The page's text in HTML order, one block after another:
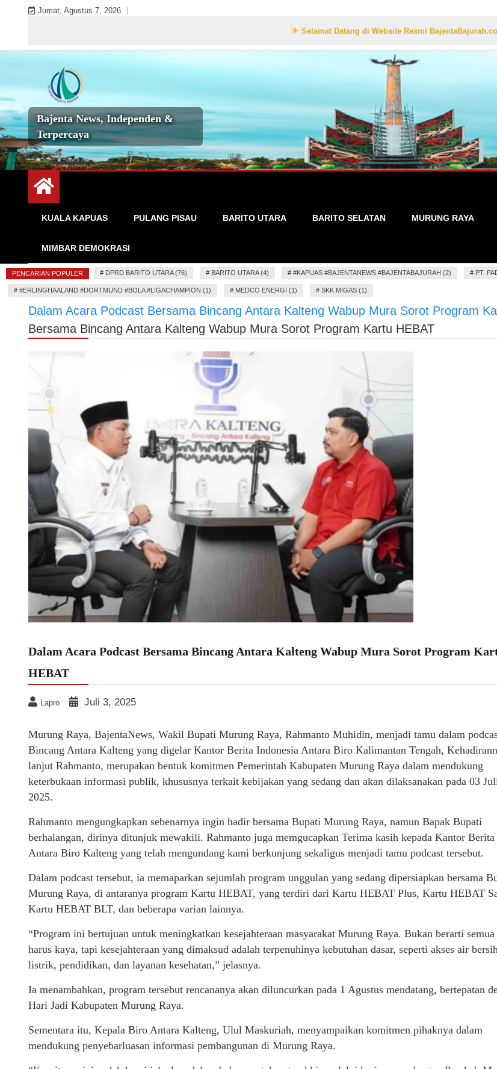
Jumat, Agustus 7, 2026
Selamat Datang di Website Resmi BajentaBajurah.com –
Bajenta News, Independen &
Terpercaya
KUALA KAPUAS PULANG PISAU BARITO UTARA BARITO SELATAN MURUNG RAYA
MIMBAR DEMOKRASI
PENCARIAN POPULER # DPRD BARITO UTARA (76) # BARITO UTARA (4) # #KAPUAS #BAJENTANEWS #BAJENTABAJURAH (2) # PT.
# #ERLINGHAALAND #DORTMUND #BOLA #LIGACHAMPION (1) # MEDCO ENERGI (1) # SKK MIGAS (1)
Dalam Acara Podcast Bersama Bincang Antara Kalteng Wabup Mura Sorot Program
Bersama Bincang Antara Kalteng Wabup Mura Sorot Program Kartu HEBAT
Dalam Acara Podcast Bersama Bincang Antara Kalteng Wabup Mura Sorot Program
HEBAT
Lapro Juli 3, 2025
Murung Raya, BajentaNews, Wakil Bupati Murung Raya, Rahmanto Muhidin, menjadi tamu dalam
Bincang Antara Kalteng yang digelar Kantor Berita Indonesia Antara Biro Kalimantan Tengah,
lanjut Rahmanto, merupakan bentuk komitmen Pemerintah Kabupaten Murung Raya dalam mendukung
keterbukaan informasi publik, khususnya terkait kebijakan yang sedang dan akan dilaksanakan pada 03
2025.
Rahmanto mengungkapkan sebenarnya ingin hadir bersama Bupati Murung Raya, namun Bapak Bupati
berhalangan, dirinya ditunjuk mewakili. Rahmanto juga memgucapkan Terima kasih kepada Kantor Berita
Antara Biro Kalteng yang telah mengundang kami berkunjung sekaligus menjadi tamu podcast tersebut.
Dalam podcast tersebut, ia memaparkan sejumlah program unggulan yang sedang dipersiapkan bersama
Murung Raya, di antaranya program Kartu HEBAT, yang terdiri dari Kartu HEBAT Plus, Kartu HEBAT
Kartu HEBAT BLT, dan beberapa varian lainnya.
“Program ini bertujuan untuk meningkatkan kesejahteraan masyarakat Murung Raya. Bukan berarti semua
harus kaya, tapi kesejahteraan yang dimaksud adalah terpenuhinya kebutuhan dasar, seperti akses air
listrik, pendidikan, dan layanan kesehatan,” jelasnya.
Ia menambahkan, program tersebut rencananya akan diluncurkan pada 1 Agustus mendatang, bertepatan
Hari Jadi Kabupaten Murung Raya.
Sementara itu, Kepala Biro Antara Kalteng, Ulul Maskuriah, menyampaikan komitmen pihaknya dalam
mendukung penyebarluasan informasi pembangunan di Murung Raya.